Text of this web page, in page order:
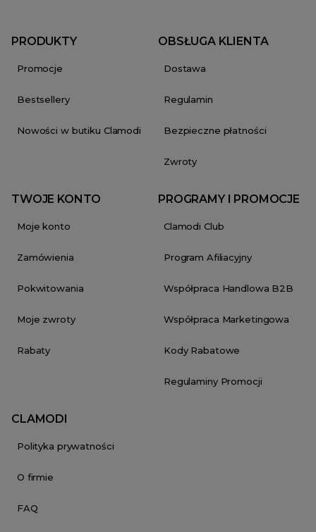
PRODUKTY
Promocje
Bestsellery
Nowości w butiku Clamodi
OBSŁUGA KLIENTA
Dostawa
Regulamin
Bezpieczne płatności
Zwroty
TWOJE KONTO
Moje konto
Zamówienia
Pokwitowania
Moje zwroty
Rabaty
PROGRAMY I PROMOCJE
Clamodi Club
Program Afiliacyjny
Współpraca Handlowa B2B
Współpraca Marketingowa
Kody Rabatowe
Regulaminy Promocji
CLAMODI
Polityka prywatności
O firmie
FAQ